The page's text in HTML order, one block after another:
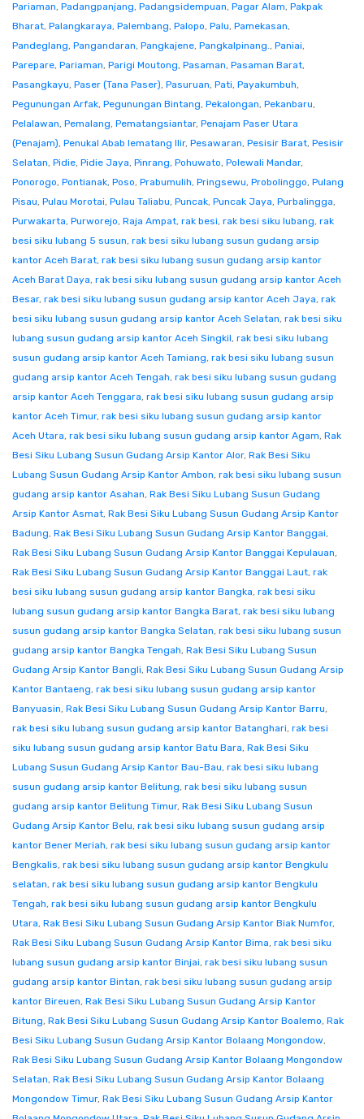
Pariaman, Padangpanjang, Padangsidempuan, Pagar Alam, Pakpak
Bharat, Palangkaraya, Palembang, Palopo, Palu, Pamekasan,
Pandeglang, Pangandaran, Pangkajene, Pangkalpinang., Paniai,
Parepare, Pariaman, Parigi Moutong, Pasaman, Pasaman Barat,
Pasangkayu, Paser (Tana Paser), Pasuruan, Pati, Payakumbuh,
Pegunungan Arfak, Pegunungan Bintang, Pekalongan, Pekanbaru,
Pelalawan, Pemalang, Pematangsiantar, Penajam Paser Utara
(Penajam), Penukal Abab lematang Ilir, Pesawaran, Pesisir Barat, Pesisir
Selatan, Pidie, Pidie Jaya, Pinrang, Pohuwato, Polewali Mandar,
Ponorogo, Pontianak, Poso, Prabumulih, Pringsewu, Probolinggo, Pulang
Pisau, Pulau Morotai, Pulau Taliabu, Puncak, Puncak Jaya, Purbalingga,
Purwakarta, Purworejo, Raja Ampat, rak besi, rak besi siku lubang, rak
besi siku lubang 5 susun, rak besi siku lubang susun gudang arsip
kantor Aceh Barat, rak besi siku lubang susun gudang arsip kantor
Aceh Barat Daya, rak besi siku lubang susun gudang arsip kantor Aceh
Besar, rak besi siku lubang susun gudang arsip kantor Aceh Jaya, rak
besi siku lubang susun gudang arsip kantor Aceh Selatan, rak besi siku
lubang susun gudang arsip kantor Aceh Singkil, rak besi siku lubang
susun gudang arsip kantor Aceh Tamiang, rak besi siku lubang susun
gudang arsip kantor Aceh Tengah, rak besi siku lubang susun gudang
arsip kantor Aceh Tenggara, rak besi siku lubang susun gudang arsip
kantor Aceh Timur, rak besi siku lubang susun gudang arsip kantor
Aceh Utara, rak besi siku lubang susun gudang arsip kantor Agam, Rak
Besi Siku Lubang Susun Gudang Arsip Kantor Alor, Rak Besi Siku
Lubang Susun Gudang Arsip Kantor Ambon, rak besi siku lubang susun
gudang arsip kantor Asahan, Rak Besi Siku Lubang Susun Gudang
Arsip Kantor Asmat, Rak Besi Siku Lubang Susun Gudang Arsip Kantor
Badung, Rak Besi Siku Lubang Susun Gudang Arsip Kantor Banggai,
Rak Besi Siku Lubang Susun Gudang Arsip Kantor Banggai Kepulauan,
Rak Besi Siku Lubang Susun Gudang Arsip Kantor Banggai Laut, rak
besi siku lubang susun gudang arsip kantor Bangka, rak besi siku
lubang susun gudang arsip kantor Bangka Barat, rak besi siku lubang
susun gudang arsip kantor Bangka Selatan, rak besi siku lubang susun
gudang arsip kantor Bangka Tengah, Rak Besi Siku Lubang Susun
Gudang Arsip Kantor Bangli, Rak Besi Siku Lubang Susun Gudang Arsip
Kantor Bantaeng, rak besi siku lubang susun gudang arsip kantor
Banyuasin, Rak Besi Siku Lubang Susun Gudang Arsip Kantor Barru,
rak besi siku lubang susun gudang arsip kantor Batanghari, rak besi
siku lubang susun gudang arsip kantor Batu Bara, Rak Besi Siku
Lubang Susun Gudang Arsip Kantor Bau-Bau, rak besi siku lubang
susun gudang arsip kantor Belitung, rak besi siku lubang susun
gudang arsip kantor Belitung Timur, Rak Besi Siku Lubang Susun
Gudang Arsip Kantor Belu, rak besi siku lubang susun gudang arsip
kantor Bener Meriah, rak besi siku lubang susun gudang arsip kantor
Bengkalis, rak besi siku lubang susun gudang arsip kantor Bengkulu
selatan, rak besi siku lubang susun gudang arsip kantor Bengkulu
Tengah, rak besi siku lubang susun gudang arsip kantor Bengkulu
Utara, Rak Besi Siku Lubang Susun Gudang Arsip Kantor Biak Numfor,
Rak Besi Siku Lubang Susun Gudang Arsip Kantor Bima, rak besi siku
lubang susun gudang arsip kantor Binjai, rak besi siku lubang susun
gudang arsip kantor Bintan, rak besi siku lubang susun gudang arsip
kantor Bireuen, Rak Besi Siku Lubang Susun Gudang Arsip Kantor
Bitung, Rak Besi Siku Lubang Susun Gudang Arsip Kantor Boalemo, Rak
Besi Siku Lubang Susun Gudang Arsip Kantor Bolaang Mongondow,
Rak Besi Siku Lubang Susun Gudang Arsip Kantor Bolaang Mongondow
Selatan, Rak Besi Siku Lubang Susun Gudang Arsip Kantor Bolaang
Mongondow Timur, Rak Besi Siku Lubang Susun Gudang Arsip Kantor